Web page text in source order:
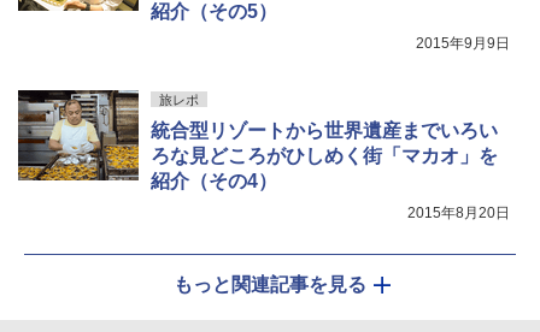
紹介（その5）
2015年9月9日
旅レポ
統合型リゾートから世界遺産までいろい
ろな見どころがひしめく街「マカオ」を
紹介（その4）
2015年8月20日
もっと関連記事を見る